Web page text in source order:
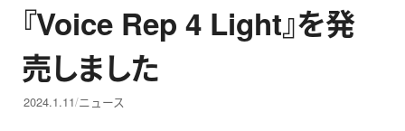
『Voice Rep 4 Light』を発
売しました
2024.1.11 ニュース